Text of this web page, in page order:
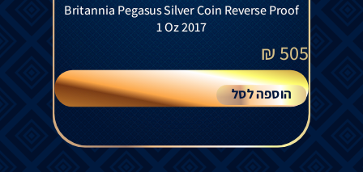
Britannia Pegasus Silver Coin Reverse Proof
1 Oz 2017
505
₪
הוספה לסל